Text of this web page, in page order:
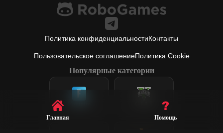
Политика конфиденциальностиКонтакты
Пользовательское соглашениеПолитика Cookie
Популярные категории
Главная Помощь